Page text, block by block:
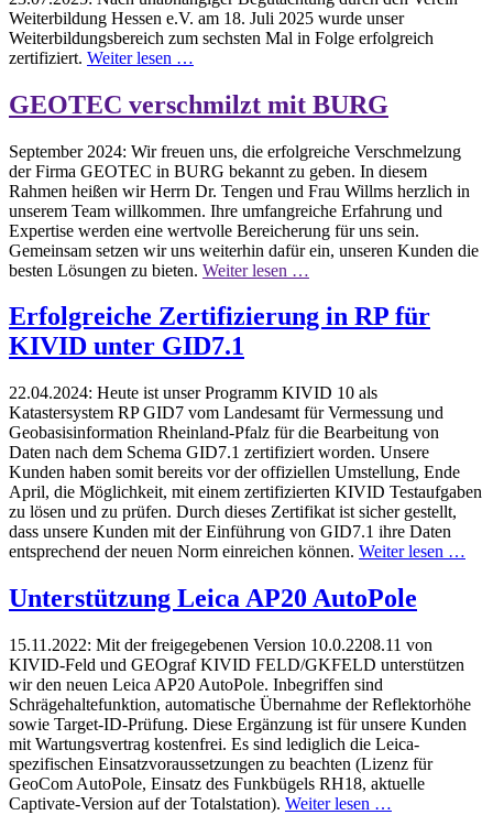
Weiterbildung Hessen e.V. am 18. Juli 2025 wurde unser
Weiterbildungsbereich zum sechsten Mal in Folge erfolgreich
zertifiziert. Weiter lesen …
GEOTEC verschmilzt mit BURG
September 2024: Wir freuen uns, die erfolgreiche Verschmelzung
der Firma GEOTEC in BURG bekannt zu geben. In diesem
Rahmen heißen wir Herrn Dr. Tengen und Frau Willms herzlich in
unserem Team willkommen. Ihre umfangreiche Erfahrung und
Expertise werden eine wertvolle Bereicherung für uns sein.
Gemeinsam setzen wir uns weiterhin dafür ein, unseren Kunden die
besten Lösungen zu bieten. Weiter lesen …
Erfolgreiche Zertifizierung in RP für
KIVID unter GID7.1
22.04.2024: Heute ist unser Programm KIVID 10 als
Katastersystem RP GID7 vom Landesamt für Vermessung und
Geobasisinformation Rheinland-Pfalz für die Bearbeitung von
Daten nach dem Schema GID7.1 zertifiziert worden. Unsere
Kunden haben somit bereits vor der offiziellen Umstellung, Ende
April, die Möglichkeit, mit einem zertifizierten KIVID Testaufgaben
zu lösen und zu prüfen. Durch dieses Zertifikat ist sicher gestellt,
dass unsere Kunden mit der Einführung von GID7.1 ihre Daten
entsprechend der neuen Norm einreichen können. Weiter lesen …
Unterstützung Leica AP20 AutoPole
15.11.2022: Mit der freigegebenen Version 10.0.2208.11 von
KIVID-Feld und GEOgraf KIVID FELD/GKFELD unterstützen
wir den neuen Leica AP20 AutoPole. Inbegriffen sind
Schrägehaltefunktion, automatische Übernahme der Reflektorhöhe
sowie Target-ID-Prüfung. Diese Ergänzung ist für unsere Kunden
mit Wartungsvertrag kostenfrei. Es sind lediglich die Leica-
spezifischen Einsatzvoraussetzungen zu beachten (Lizenz für
GeoCom AutoPole, Einsatz des Funkbügels RH18, aktuelle
Captivate-Version auf der Totalstation). Weiter lesen …